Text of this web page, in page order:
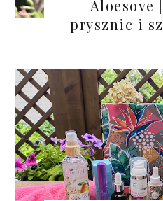
Aloesove
prysznic i